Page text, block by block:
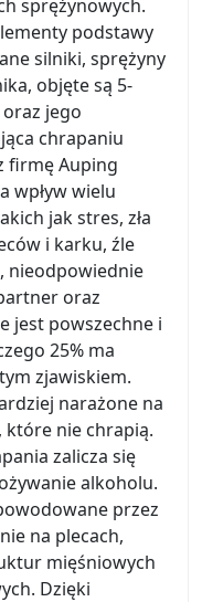
sprężynowych.
podstawy
silniki, sprężyny
objęte są 5-
jego
chrapaniu
firmę Auping
wpływ wielu
jak stres, zła
i karku, źle
nieodpowiednie
oraz
jest powszechne i
25% ma
zjawiskiem.
narażone na
nie chrapią.
zalicza się
alkoholu.
przez
na plecach,
mięśniowych
Dzięki